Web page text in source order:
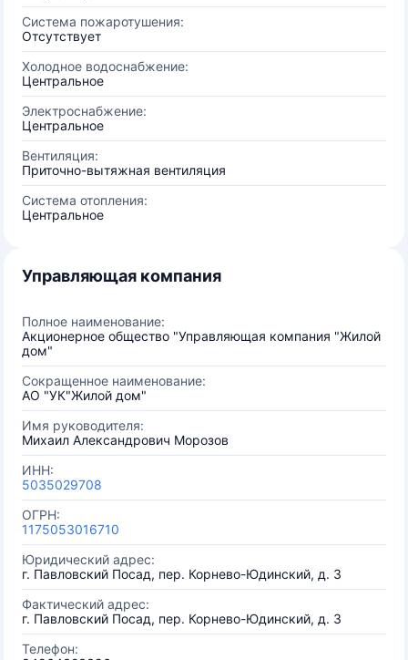
Система пожаротушения:
Отсутствует
Холодное водоснабжение:
Центральное
Электроснабжение:
Центральное
Вентиляция:
Приточно-вытяжная вентиляция
Система отопления:
Центральное
Управляющая компания
Полное наименование:
Акционерное общество "Управляющая компания "Жилой
дом"
Сокращенное наименование:
АО "УК"Жилой дом"
Имя руководителя:
Михаил Александрович Морозов
ИНН:
5035029708
ОГРН:
1175053016710
Юридический адрес:
г. Павловский Посад, пер. Корнево-Юдинский, д. 3
Фактический адрес:
г. Павловский Посад, пер. Корнево-Юдинский, д. 3
Телефон: